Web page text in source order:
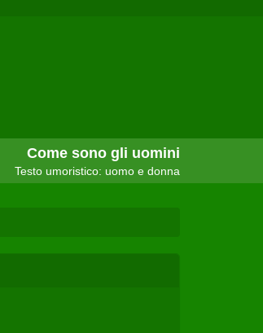
Come sono gli uomini
Testo umoristico: uomo e donna